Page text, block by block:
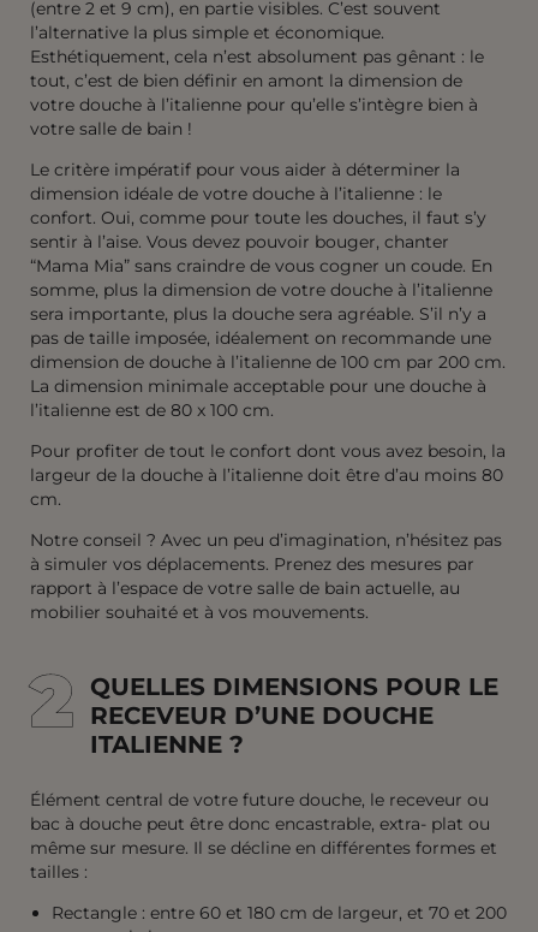
(entre 2 et 9 cm), en partie visibles. C’est souvent
l’alternative la plus simple et économique.
Esthétiquement, cela n’est absolument pas gênant : le
tout, c’est de bien définir en amont la dimension de
votre douche à l’italienne pour qu’elle s’intègre bien à
votre salle de bain !
Le critère impératif pour vous aider à déterminer la
dimension idéale de votre douche à l’italienne : le
confort. Oui, comme pour toute les douches, il faut s’y
sentir à l’aise. Vous devez pouvoir bouger, chanter
“Mama Mia” sans craindre de vous cogner un coude. En
somme, plus la dimension de votre douche à l’italienne
sera importante, plus la douche sera agréable. S’il n’y a
pas de taille imposée, idéalement on recommande une
dimension de douche à l’italienne de 100 cm par 200 cm.
La dimension minimale acceptable pour une douche à
l’italienne est de 80 x 100 cm.
Pour profiter de tout le confort dont vous avez besoin, la
largeur de la douche à l’italienne doit être d’au moins 80
cm.
Notre conseil ? Avec un peu d’imagination, n’hésitez pas
à simuler vos déplacements. Prenez des mesures par
rapport à l’espace de votre salle de bain actuelle, au
mobilier souhaité et à vos mouvements.
2
2
QUELLES DIMENSIONS POUR LE
RECEVEUR D’UNE DOUCHE
ITALIENNE ?
Élément central de votre future douche, le receveur ou
bac à douche peut être donc encastrable, extra- plat ou
même sur mesure. Il se décline en différentes formes et
tailles :
Rectangle : entre 60 et 180 cm de largeur, et 70 et 200